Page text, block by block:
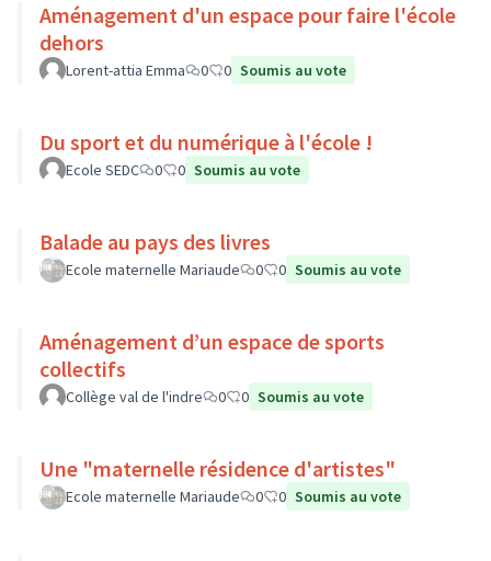
Aménagement d'un espace pour faire l'école
dehors
Lorent-attia Emma 0 0 Soumis au vote
Du sport et du numérique à l'école !
Ecole SEDC 0 0 Soumis au vote
Balade au pays des livres
Ecole maternelle Mariaude 0 0 Soumis au vote
Aménagement d’un espace de sports
collectifs
Collège val de l'indre 0 0 Soumis au vote
Une "maternelle résidence d'artistes"
Ecole maternelle Mariaude 0 0 Soumis au vote